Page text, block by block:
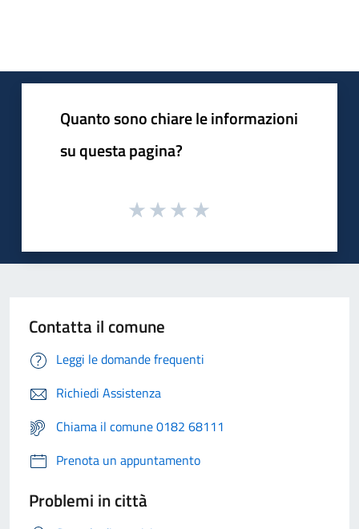
Quanto sono chiare le informazioni
su questa pagina?
Contatta il comune
Leggi le domande frequenti
Richiedi Assistenza
Chiama il comune 0182 68111
Prenota un appuntamento
Problemi in città